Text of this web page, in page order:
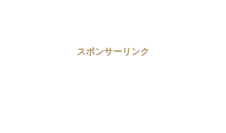
スポンサーリンク